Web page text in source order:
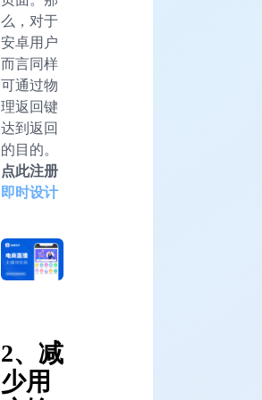
么，对于
安卓用户
而言同样
可通过物
理返回键
达到返回
的目的。
点此注册
即时设计
2、减
少用